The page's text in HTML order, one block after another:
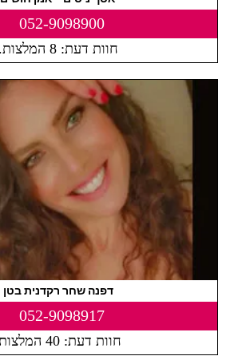
052-9098900
חוות דעת: 8 המלצות.
דפנה שחר רקדנית בטן
052-9098917
חוות דעת: 40 המלצות.